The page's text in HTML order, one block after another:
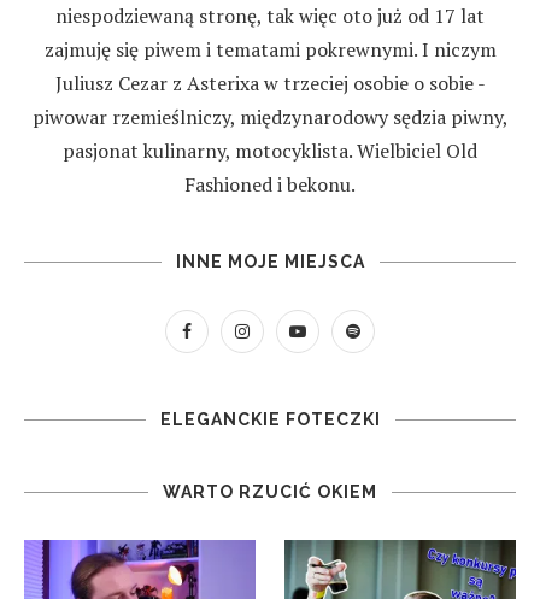
niespodziewaną stronę, tak więc oto już od 17 lat
zajmuję się piwem i tematami pokrewnymi. I niczym
Juliusz Cezar z Asterixa w trzeciej osobie o sobie -
piwowar rzemieślniczy, międzynarodowy sędzia piwny,
pasjonat kulinarny, motocyklista. Wielbiciel Old
Fashioned i bekonu.
INNE MOJE MIEJSCA
ELEGANCKIE FOTECZKI
WARTO RZUCIĆ OKIEM